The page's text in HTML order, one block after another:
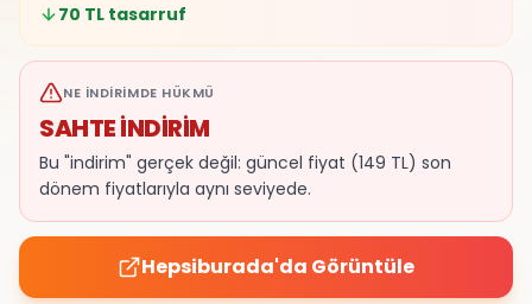
70 TL tasarruf
NE İNDIRIMDE HÜKMÜ
SAHTE İNDİRİM
Bu "indirim" gerçek değil: güncel fiyat (149 TL) son
dönem fiyatlarıyla aynı seviyede.
Hepsiburada'da Görüntüle